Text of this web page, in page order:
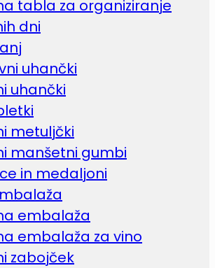
tabla za organiziranje
dni
uhančki
uhančki
metuljčki
manšetni gumbi
in medaljoni
embalaža
embalaža za vino
zabojček